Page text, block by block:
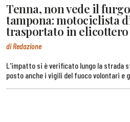
Tenna, non vede il
tampona: motociclista
trasportato in elicottero
di Redazione
L'impatto si è verificato lungo la strada
posto anche i vigili del fuoco volontari e